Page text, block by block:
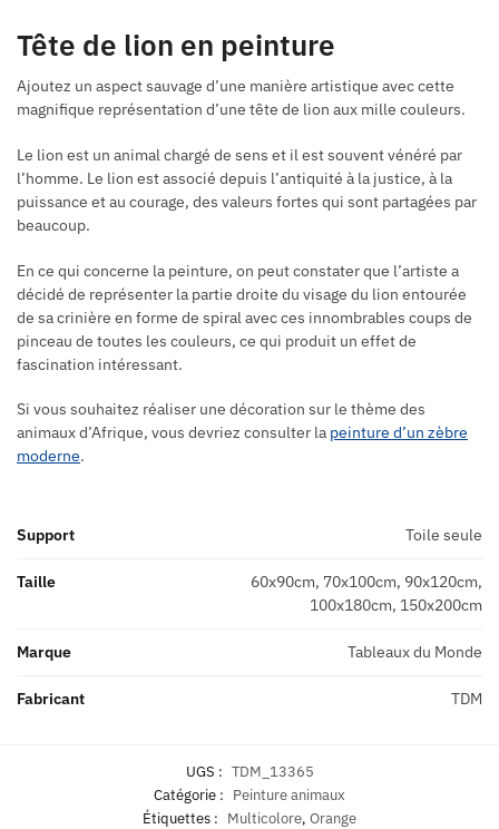
Tête de lion en peinture
Ajoutez un aspect sauvage d’une manière artistique avec cette
magnifique représentation d’une tête de lion aux mille couleurs.
Le lion est un animal chargé de sens et il est souvent vénéré par
l’homme. Le lion est associé depuis l’antiquité à la justice, à la
puissance et au courage, des valeurs fortes qui sont partagées par
beaucoup.
En ce qui concerne la peinture, on peut constater que l’artiste a
décidé de représenter la partie droite du visage du lion entourée
de sa crinière en forme de spiral avec ces innombrables coups de
pinceau de toutes les couleurs, ce qui produit un effet de
fascination intéressant.
Si vous souhaitez réaliser une décoration sur le thème des
animaux d’Afrique, vous devriez consulter la peinture d’un zèbre
moderne.
Support Toile seule
Taille
60x90cm, 70x100cm, 90x120cm,
100x180cm, 150x200cm
Marque Tableaux du Monde
Fabricant TDM
UGS : TDM_13365
Catégorie : Peinture animaux
Étiquettes : Multicolore, Orange